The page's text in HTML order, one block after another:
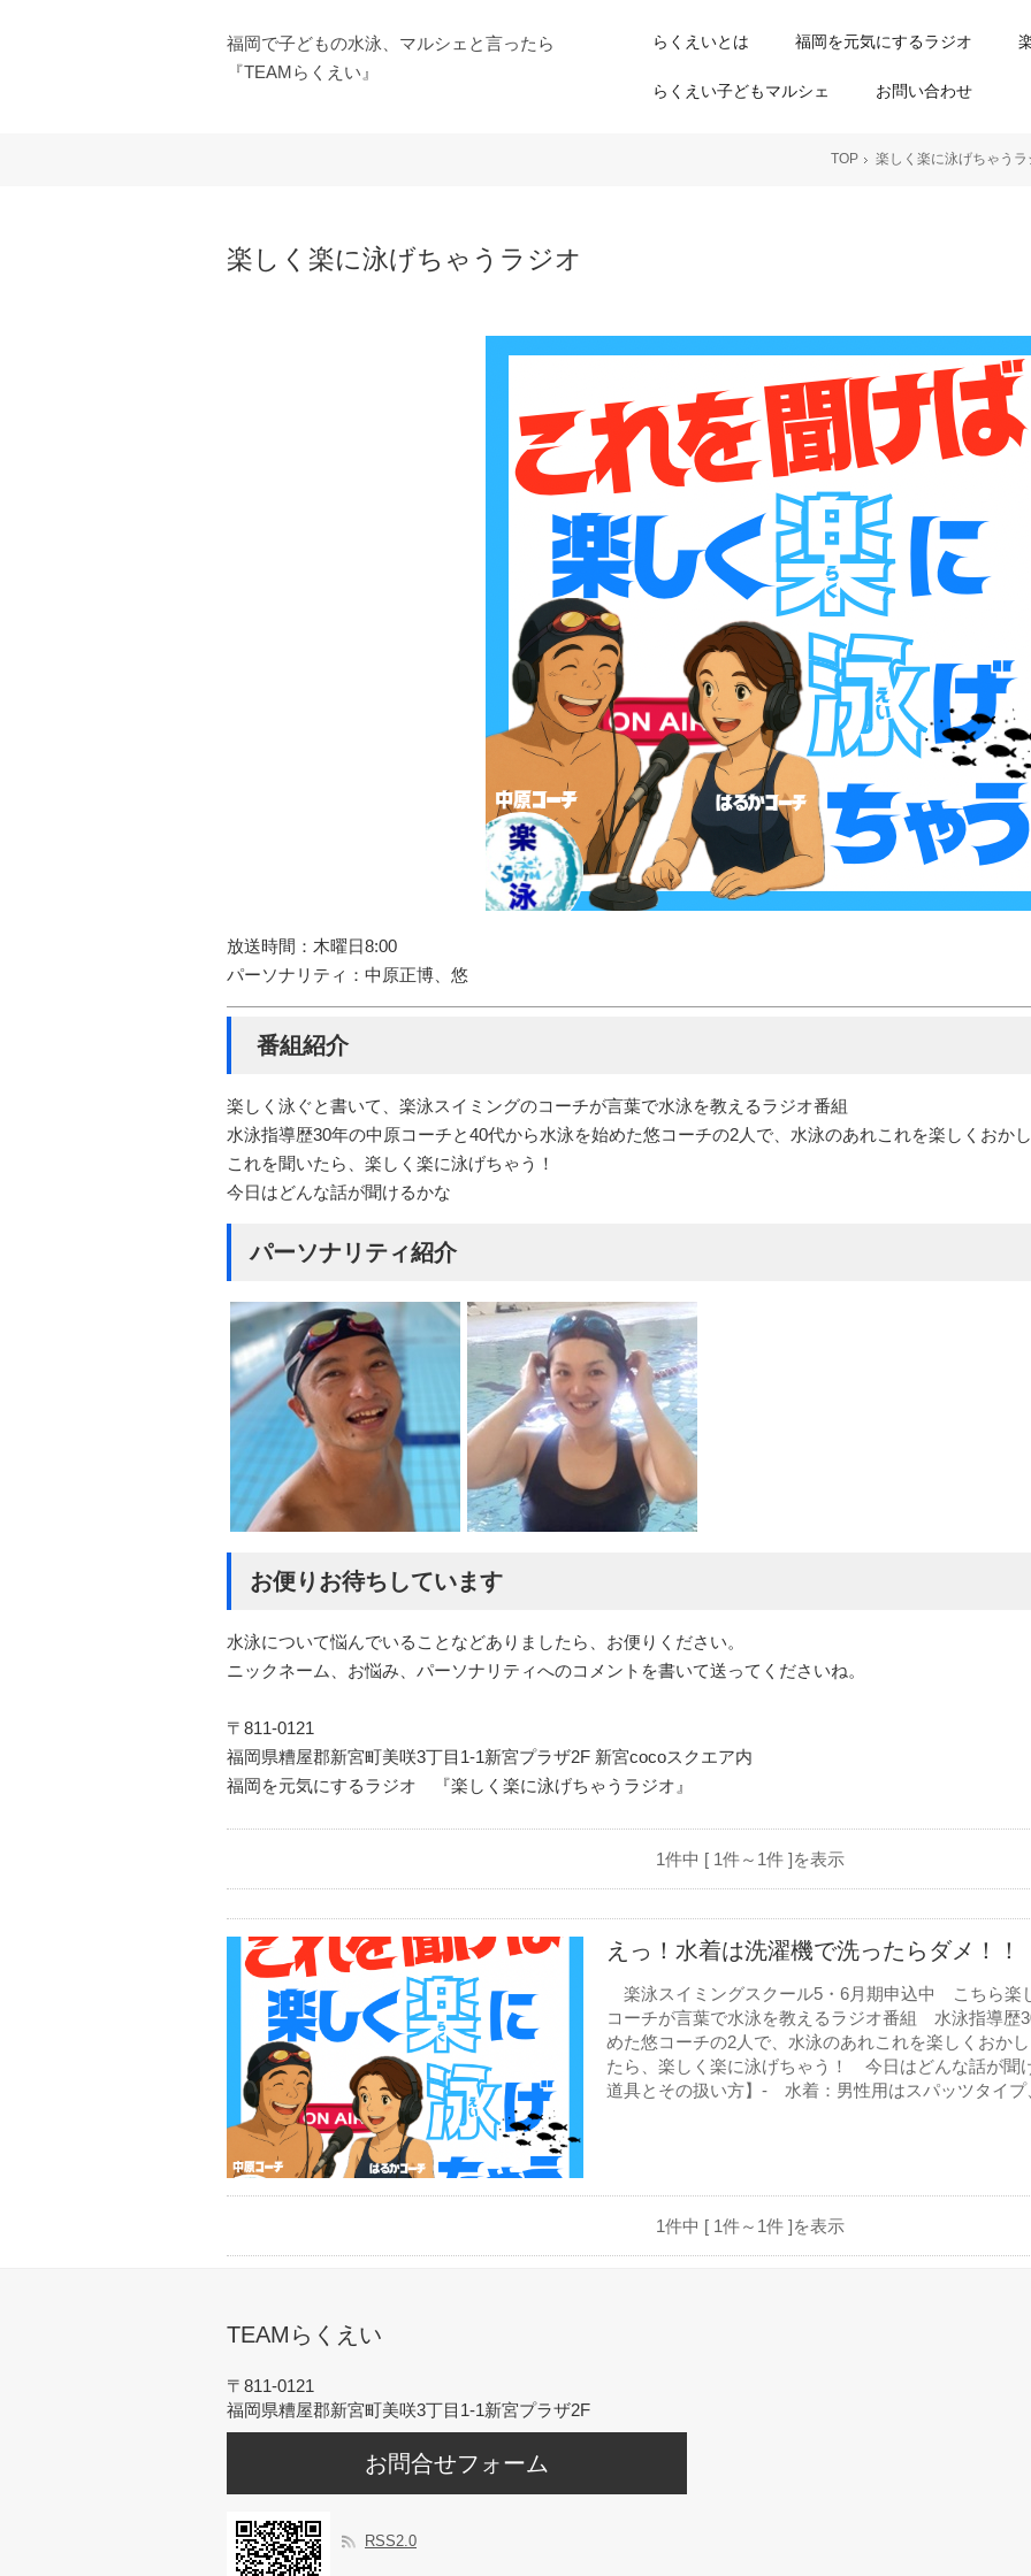
福岡で子どもの水泳、マルシェと言ったら
『TEAMらくえい』
らくえいとは 福岡を元気にするラジオ
らくえい子どもマルシェ お問い合わせ
TOP 楽しく楽に泳げちゃうラ
楽しく楽に泳げちゃうラジオ
放送時間：木曜日8:00
パーソナリティ：中原正博、悠
番組紹介
楽しく泳ぐと書いて、楽泳スイミングのコーチが言葉で水泳を教えるラジオ番組
水泳指導歴30年の中原コーチと40代から水泳を始めた悠コーチの2人で、水泳のあれこれを楽しくおか
これを聞いたら、楽しく楽に泳げちゃう！
今日はどんな話が聞けるかな
パーソナリティ紹介
お便りお待ちしています
水泳について悩んでいることなどありましたら、お便りください。
ニックネーム、お悩み、パーソナリティへのコメントを書いて送ってくださいね。
〒811-0121
福岡県糟屋郡新宮町美咲3丁目1-1新宮プラザ2F 新宮cocoスクエア内
福岡を元気にするラジオ 『楽しく楽に泳げちゃうラジオ』
1件中 [ 1件～1件 ]を表示
えっ！水着は洗濯機で洗ったらダメ！！
楽泳スイミングスクール5・6月期申込中 こちら楽
コーチが言葉で水泳を教えるラジオ番組 水泳指導歴
めた悠コーチの2人で、水泳のあれこれを楽しくおか
たら、楽しく楽に泳げちゃう！ 今日はどんな話が聞
道具とその扱い方】- 水着：男性用はスパッツタイプ
1件中 [ 1件～1件 ]を表示
TEAMらくえい
〒811-0121
福岡県糟屋郡新宮町美咲3丁目1-1新宮プラザ2F
お問合せフォーム
RSS2.0